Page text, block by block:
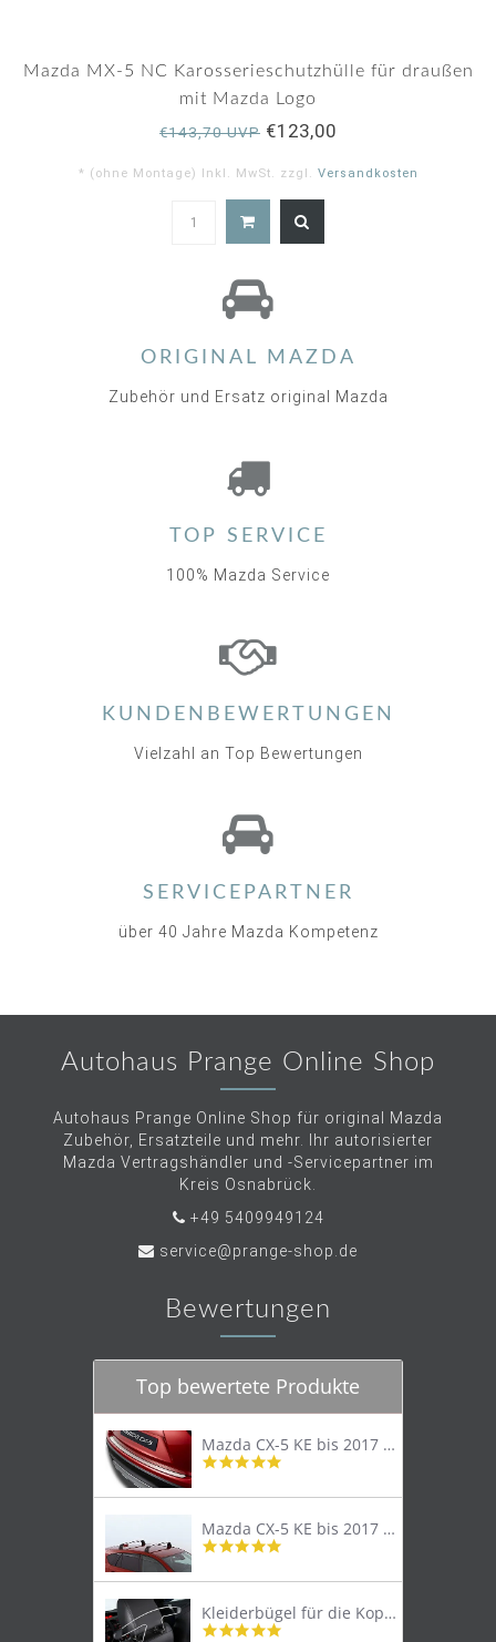
Mazda MX-5 NC Karosserieschutzhülle für draußen
mit Mazda Logo
€143,70 UVP €123,00
* (ohne Montage) Inkl. MwSt. zzgl. Versandkosten
ORIGINAL MAZDA
Zubehör und Ersatz original Mazda
TOP SERVICE
100% Mazda Service
KUNDENBEWERTUNGEN
Vielzahl an Top Bewertungen
SERVICEPARTNER
über 40 Jahre Mazda Kompetenz
Autohaus Prange Online Shop
Autohaus Prange Online Shop für original Mazda
Zubehör, Ersatzteile und mehr. Ihr autorisierter
Mazda Vertragshändler und -Servicepartner im
Kreis Osnabrück.
+49 5409949124
service@prange-shop.de
Bewertungen
Top bewertete Produkte
Mazda CX-5 KE bis 2017 Trittschutzleiste Edelstahl original
4.8
rating
Mazda CX-5 KE bis 2017 Lastenträger Dachträger
4.9
rating
Kleiderbügel für die Kopfstütze
4.9